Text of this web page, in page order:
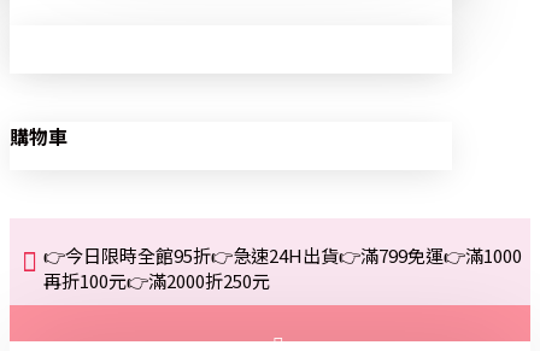
購物車
👉今日限時全館95折👉急速24H出貨👉滿799免運👉滿1000
再折100元👉滿2000折250元